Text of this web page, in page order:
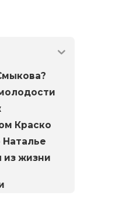
Краско
Наталье
из жизни